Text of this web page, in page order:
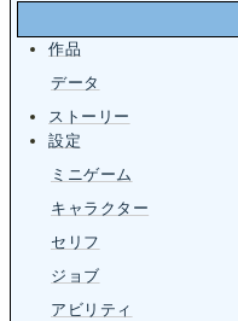
作品
データ
ストーリー
設定
ミニゲーム
キャラクター
セリフ
ジョブ
アビリティ